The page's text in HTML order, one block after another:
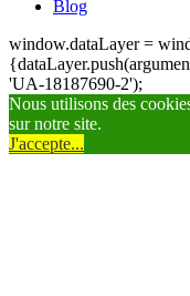
Blog
window.dataLayer =
'UA-18187690-2');
Nous utilisons des
sur notre site.
J'accepte...